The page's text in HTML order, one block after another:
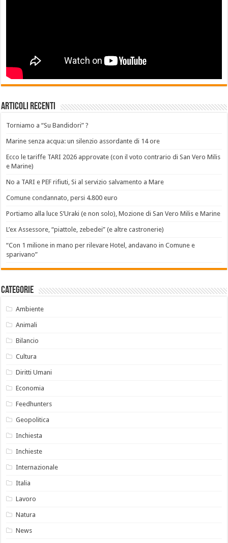
Articoli recenti
Torniamo a “Su Bandidori” ?
Marine senza acqua: un silenzio assordante di 14 ore
Ecco le tariffe TARI 2026 approvate (con il voto contrario di San Vero Milis
e Marine)
No a TARI e PEF rifiuti, Si al servizio salvamento a Mare
Comune condannato, persi 4.800 euro
Portiamo alla luce S’Uraki (e non solo), Mozione di San Vero Milis e Marine
L’ex Assessore, “piattole, zebedei” (e altre castronerie)
“Con 1 milione in mano per rilevare Hotel, andavano in Comune e
sparivano”
Categorie
Ambiente
Animali
Bilancio
Cultura
Diritti Umani
Economia
Feedhunters
Geopolitica
Inchiesta
Inchieste
Internazionale
Italia
Lavoro
Natura
News